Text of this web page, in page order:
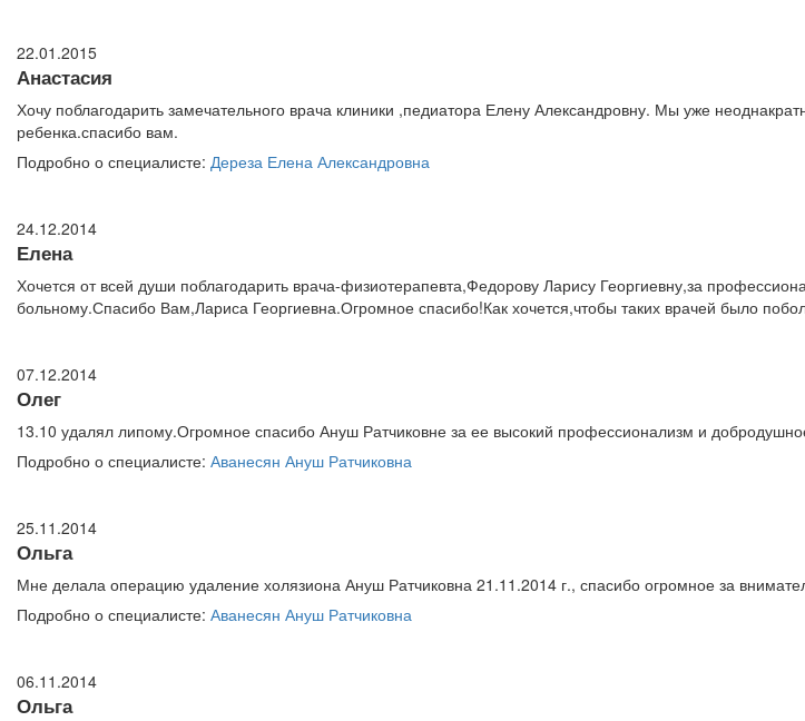
22.01.2015
Анастасия
Хочу поблагодарить замечательного врача клиники ,педиатора Елену Александровну. Мы уже
ребенка.спасибо вам.
Подробно о специалисте: Дереза Елена Александровна
24.12.2014
Елена
Хочется от всей души поблагодарить врача-физиотерапевта,Федорову Ларису Георгиевну,за
больному.Спасибо Вам,Лариса Георгиевна.Огромное спасибо!Как хочется,чтобы таких врачей было
07.12.2014
Олег
13.10 удалял липому.Огромное спасибо Ануш Ратчиковне за ее высокий профессионализм и
Подробно о специалисте: Аванесян Ануш Ратчиковна
25.11.2014
Ольга
Мне делала операцию удаление холязиона Ануш Ратчиковна 21.11.2014 г., спасибо огромное за
Подробно о специалисте: Аванесян Ануш Ратчиковна
06.11.2014
Ольга